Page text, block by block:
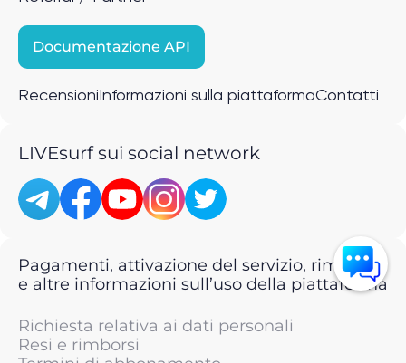
Documentazione API
Recensioni Informazioni sulla piattaformaContatti
LIVEsurf sui social network
Pagamenti, attivazione del servizio, rimborsi
e altre informazioni sull’uso della piattaforma
Richiesta relativa ai dati personali
Resi e rimborsi